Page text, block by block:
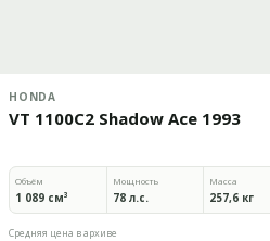
HONDA
VT 1100C2 Shadow Ace 1993
Объём
1 089 см³
Мощность
78 л.с.
Масса
257,6 кг
Средняя цена в архиве